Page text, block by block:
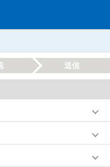
送信